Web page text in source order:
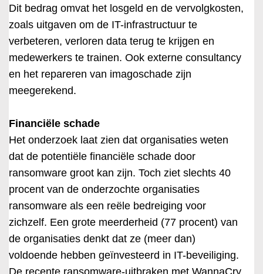
Dit bedrag omvat het losgeld en de vervolgkosten,
zoals uitgaven om de IT-infrastructuur te
verbeteren, verloren data terug te krijgen en
medewerkers te trainen. Ook externe consultancy
en het repareren van imagoschade zijn
meegerekend.
Financiële schade
Het onderzoek laat zien dat organisaties weten
dat de potentiële financiële schade door
ransomware groot kan zijn. Toch ziet slechts 40
procent van de onderzochte organisaties
ransomware als een reële bedreiging voor
zichzelf. Een grote meerderheid (77 procent) van
de organisaties denkt dat ze (meer dan)
voldoende hebben geïnvesteerd in IT-beveiliging.
De recente ransomware-uitbraken met WannaCry